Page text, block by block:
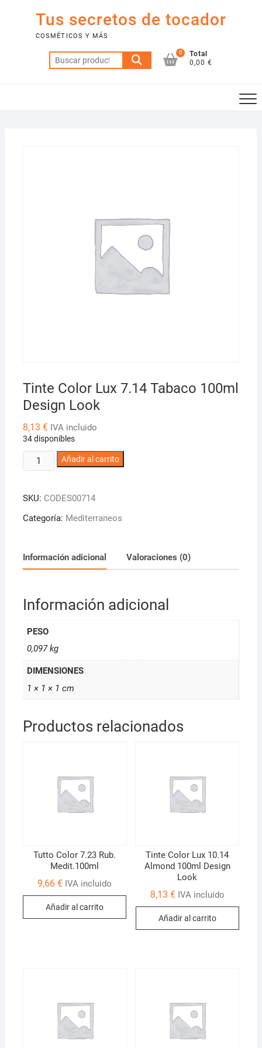
contenido
Tus secretos de tocador
COSMÉTICOS Y MÁS
Buscar
por:
0
Total
0,00 €
Tinte Color Lux 7.14 Tabaco 100ml
Design Look
8,13 € IVA incluido
34 disponibles
Tinte
Color
7.14
Tabaco
Look
cantidad
Añadir al carrito
SKU: CODES00714
Categoría: Mediterraneos
Información adicional Valoraciones (0)
Información adicional
PESO
0,097 kg
DIMENSIONES
1 × 1 × 1 cm
Productos relacionados
Tutto Color 7.23 Rub.
Medit.100ml
9,66€ IVA incluido
Añadir al carrito
Tinte Color Lux 10.14
Almond 100ml Design
Look
8,13 € IVA incluido
Añadir al carrito